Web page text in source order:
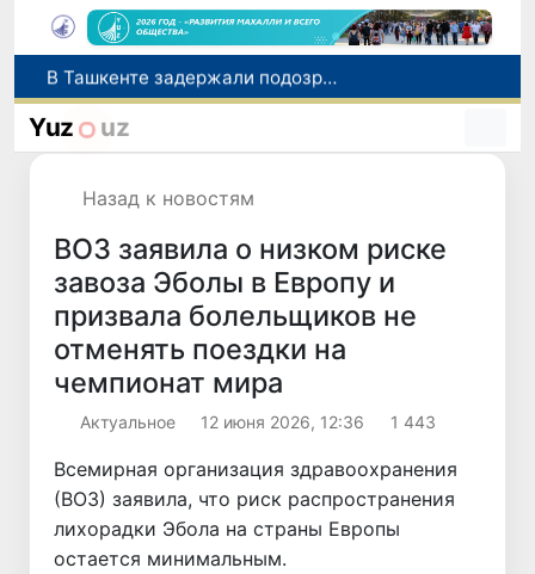
В Ташкенте задержали подозреваемых в распространении крупной партии наркотиков
В Узбекистане упростят назначение пенсий по инвалидности
Yuz uz
Назад к новостям
ВОЗ заявила о низком риске
завоза Эболы в Европу и
призвала болельщиков не
отменять поездки на
чемпионат мира
Актуальное 12 июня 2026, 12:36 1 443
Всемирная организация здравоохранения
(ВОЗ) заявила, что риск распространения
лихорадки Эбола на страны Европы
остается минимальным.